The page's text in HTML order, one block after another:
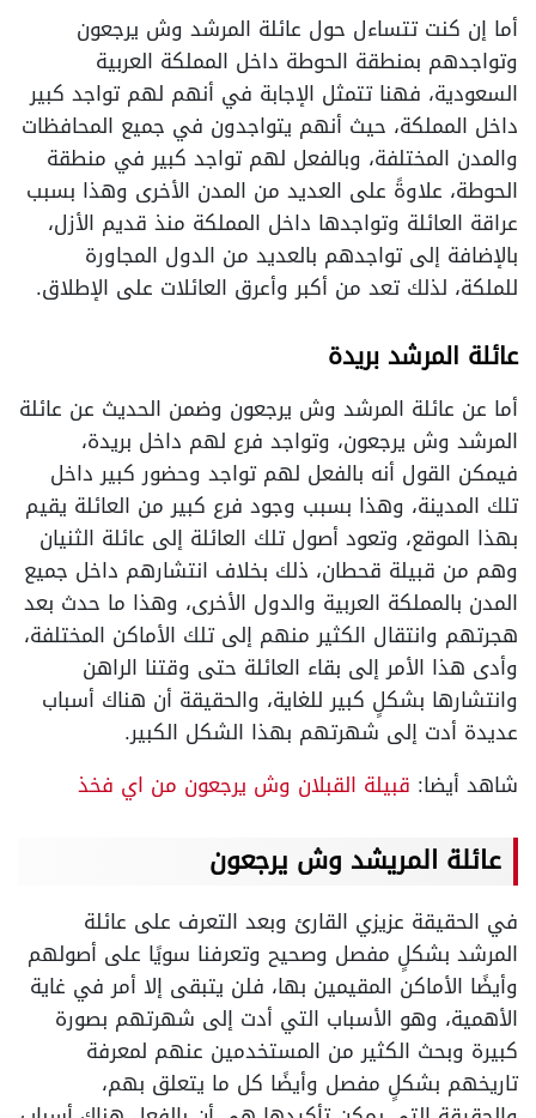
أما إن كنت تتساءل حول عائلة المرشد وش يرجعون
وتواجدهم بمنطقة الحوطة داخل المملكة العربية
السعودية، فهنا تتمثل الإجابة في أنهم لهم تواجد كبير
داخل المملكة، حيث أنهم يتواجدون في جميع المحافظات
والمدن المختلفة، وبالفعل لهم تواجد كبير في منطقة
الحوطة، علاوةً على العديد من المدن الأخرى وهذا بسبب
عراقة العائلة وتواجدها داخل المملكة منذ قديم الأزل،
بالإضافة إلى تواجدهم بالعديد من الدول المجاورة
للملكة، لذلك تعد من أكبر وأعرق العائلات على الإطلاق.
عائلة المرشد بريدة
أما عن عائلة المرشد وش يرجعون وضمن الحديث عن عائلة
المرشد وش يرجعون، وتواجد فرع لهم داخل بريدة،
فيمكن القول أنه بالفعل لهم تواجد وحضور كبير داخل
تلك المدينة، وهذا بسبب وجود فرع كبير من العائلة يقيم
بهذا الموقع، وتعود أصول تلك العائلة إلى عائلة الثنيان
وهم من قبيلة قحطان، ذلك بخلاف انتشارهم داخل جميع
المدن بالمملكة العربية والدول الأخرى، وهذا ما حدث بعد
هجرتهم وانتقال الكثير منهم إلى تلك الأماكن المختلفة،
وأدى هذا الأمر إلى بقاء العائلة حتى وقتنا الراهن
وانتشارها بشكلٍ كبير للغاية، والحقيقة أن هناك أسباب
عديدة أدت إلى شهرتهم بهذا الشكل الكبير.
شاهد أيضا: قبيلة القبلان وش يرجعون من اي فخذ
عائلة المريشد وش يرجعون
في الحقيقة عزيزي القارئ وبعد التعرف على عائلة
المرشد بشكلٍ مفصل وصحيح وتعرفنا سويًا على أصولهم
وأيضًا الأماكن المقيمين بها، فلن يتبقى إلا أمر في غاية
الأهمية، وهو الأسباب التي أدت إلى شهرتهم بصورة
كبيرة وبحث الكثير من المستخدمين عنهم لمعرفة
تاريخهم بشكلٍ مفصل وأيضًا كل ما يتعلق بهم،